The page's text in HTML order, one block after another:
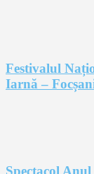
Festivalul
Iarnă –